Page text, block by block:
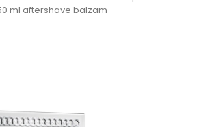
ml aftershave balzam